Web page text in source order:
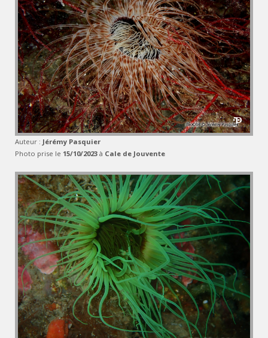
Auteur : Jérémy Pasquier
Photo prise le 15/10/2023 à Cale de Jouvente